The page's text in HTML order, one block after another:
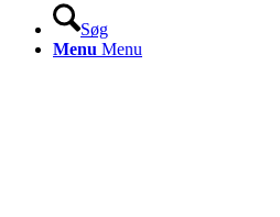
Søg
Menu Menu